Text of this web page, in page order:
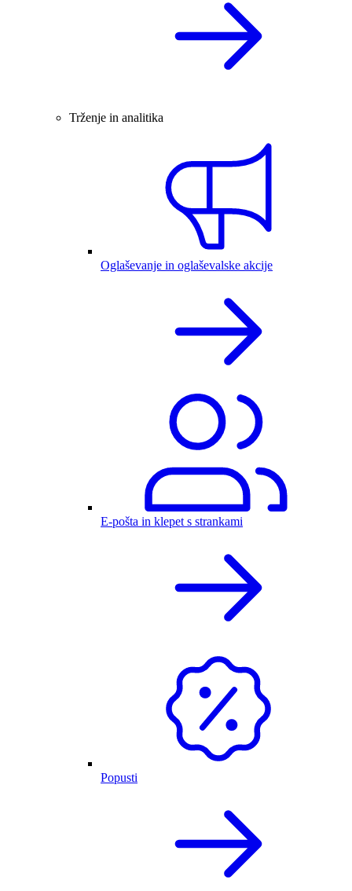
Trženje in analitika
Oglaševanje in oglaševalske akcije
E-pošta in klepet s strankami
Popusti